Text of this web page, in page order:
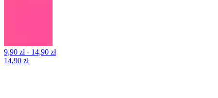
9,90 zł - 14,90 zł
14,90 zł